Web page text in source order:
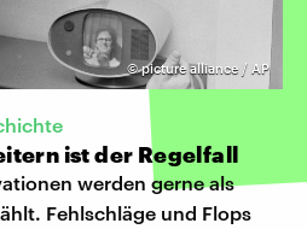
©picture alliance / AP
ist der Regelfall
werden gerne als
Fehlschläge und Flops